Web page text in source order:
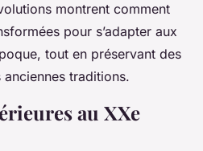
montrent comment
pour s’adapter aux
tout en préservant des
anciennes traditions.
au XXe